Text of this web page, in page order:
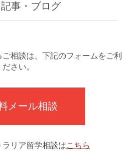
事・ブログ
相談は、下記のフォームをご利
ださい。
メール相談
リア留学相談はこちら